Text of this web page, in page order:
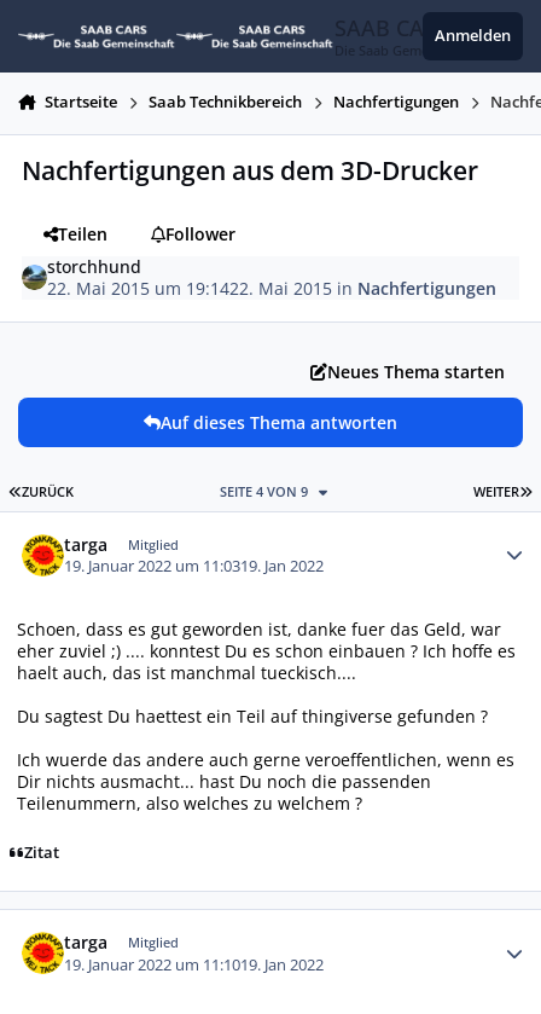
SAAB CARS
Die Saab Gemeinschaft
Anmelden
Startseite Saab Technikbereich Nachfertigungen
Nachfertigungen aus dem 3D-Drucker
Teilen
Follower
storchhund
22. Mai 2015 um 19:1422. Mai 2015 in Nachfertigungen
Neues Thema starten
Auf dieses Thema antworten
ERSTE SEITE
ZURÜCK WEITER
SEITE 4 VON 9
targa Mitglied
19. Januar 2022 um 11:0319. Jan 2022
Schoen, dass es gut geworden ist, danke fuer das Geld, war
eher zuviel ;) .... konntest Du es schon einbauen ? Ich hoffe es
haelt auch, das ist manchmal tueckisch....
Du sagtest Du haettest ein Teil auf thingiverse gefunden ?
Ich wuerde das andere auch gerne veroeffentlichen, wenn es
Dir nichts ausmacht... hast Du noch die passenden
Teilenummern, also welches zu welchem ?
Zitat
targa Mitglied
19. Januar 2022 um 11:1019. Jan 2022